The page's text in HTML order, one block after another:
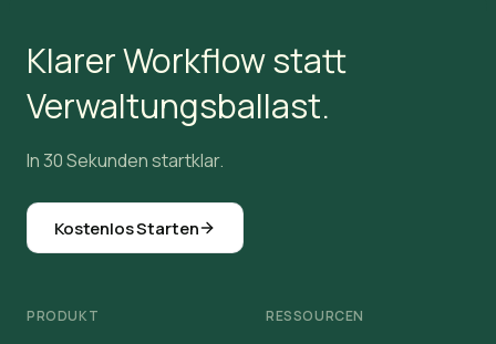
Klarer Workflow statt
Verwaltungsballast.
In 30 Sekunden startklar.
Kostenlos Starten
PRODUKT RESSOURCEN